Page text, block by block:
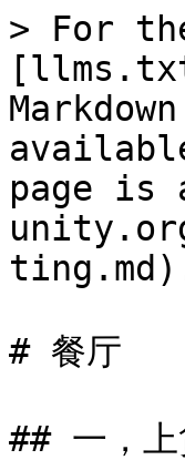
> For
page is
# 餐厅
## 一，上